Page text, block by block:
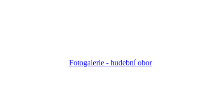
Fotogalerie - hudební obor